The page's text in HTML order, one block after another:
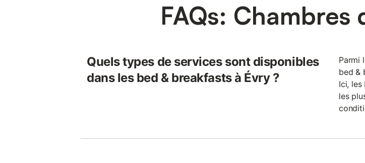
FAQs: Chambres
Quels types de services sont disponibles
dans les bed & breakfasts à Évry ?
Parmi
bed &
Ici,
les